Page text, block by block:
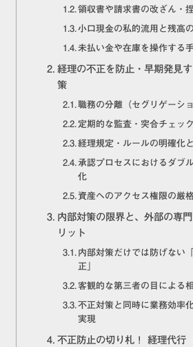
領収書や請求書の改ざん・
小口現金の私的流用と残高
未払い金や在庫を操作する
経理の不正を防止・早期発見
策
職務の分離（セグリゲーシ
定期的な監査・突合チェッ
経理規定・ルールの明確化
承認プロセスにおけるダブ
化
資産へのアクセス権限の厳
内部対策の限界と、外部の専
リット
内部対策だけでは防げない
正」
客観的な第三者の目による
不正対策と同時に業務効率
実現
不正防止の切り札！ 経理代行